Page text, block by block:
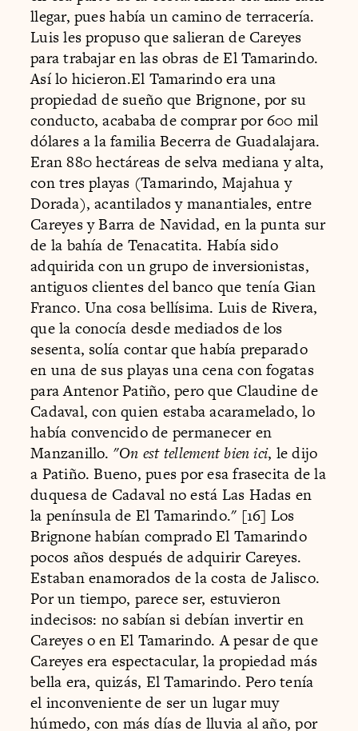
llegar, pues había un camino de terracería.
Luis les propuso que salieran de Careyes
para trabajar en las obras de El Tamarindo.
Así lo hicieron.El Tamarindo era una
propiedad de sueño que Brignone, por su
conducto, acababa de comprar por 600 mil
dólares a la familia Becerra de Guadalajara.
Eran 880 hectáreas de selva mediana y alta,
con tres playas (Tamarindo, Majahua y
Dorada), acantilados y manantiales, entre
Careyes y Barra de Navidad, en la punta sur
de la bahía de Tenacatita. Había sido
adquirida con un grupo de inversionistas,
antiguos clientes del banco que tenía Gian
Franco. Una cosa bellísima. Luis de Rivera,
que la conocía desde mediados de los
sesenta, solía contar que había preparado
en una de sus playas una cena con fogatas
para Antenor Patiño, pero que Claudine de
Cadaval, con quien estaba acaramelado, lo
había convencido de permanecer en
Manzanillo. "On est tellement bien ici, le dijo
a Patiño. Bueno, pues por esa frasecita de la
duquesa de Cadaval no está Las Hadas en
la península de El Tamarindo." [16] Los
Brignone habían comprado El Tamarindo
pocos años después de adquirir Careyes.
Estaban enamorados de la costa de Jalisco.
Por un tiempo, parece ser, estuvieron
indecisos: no sabían si debían invertir en
Careyes o en El Tamarindo. A pesar de que
Careyes era espectacular, la propiedad más
bella era, quizás, El Tamarindo. Pero tenía
el inconveniente de ser un lugar muy
húmedo, con más días de lluvia al año, por